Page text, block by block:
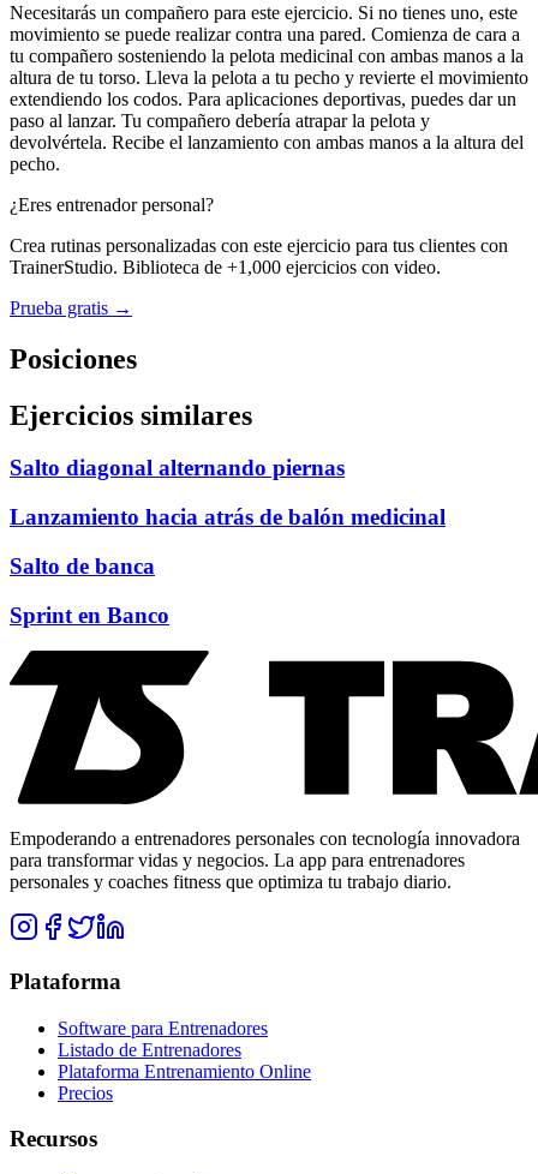
Necesitarás un compañero para este ejercicio. Si no tienes uno, este
movimiento se puede realizar contra una pared. Comienza de cara a
tu compañero sosteniendo la pelota medicinal con ambas manos a la
altura de tu torso. Lleva la pelota a tu pecho y revierte el movimiento
extendiendo los codos. Para aplicaciones deportivas, puedes dar un
paso al lanzar. Tu compañero debería atrapar la pelota y
devolvértela. Recibe el lanzamiento con ambas manos a la altura del
pecho.
¿Eres entrenador personal?
Crea rutinas personalizadas con este ejercicio para tus clientes con
TrainerStudio. Biblioteca de +1,000 ejercicios con video.
Prueba gratis →
Posiciones
Ejercicios similares
Salto diagonal alternando piernas
Lanzamiento hacia atrás de balón medicinal
Salto de banca
Sprint en Banco
Empoderando a entrenadores personales con tecnología innovadora
para transformar vidas y negocios. La app para entrenadores
personales y coaches fitness que optimiza tu trabajo diario.
Plataforma
Software para Entrenadores
Listado de Entrenadores
Plataforma Entrenamiento Online
Precios
Recursos